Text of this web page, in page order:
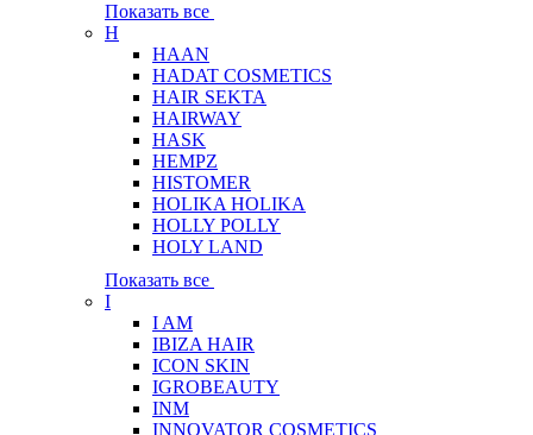
Показать все
H
HAAN
HADAT COSMETICS
HAIR SEKTA
HAIRWAY
HASK
HEMPZ
HISTOMER
HOLIKA HOLIKA
HOLLY POLLY
HOLY LAND
Показать все
I
I AM
IBIZA HAIR
ICON SKIN
IGROBEAUTY
INM
INNOVATOR COSMETICS